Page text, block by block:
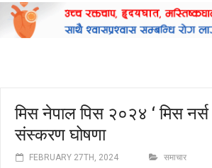
मिस नेपाल पिस २०२४ ‘ मिस
संस्करण घोषणा
FEBRUARY 27TH, 2024 समाचार